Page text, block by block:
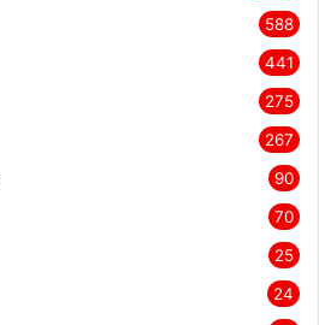
588
441
275
267
90
70
25
24